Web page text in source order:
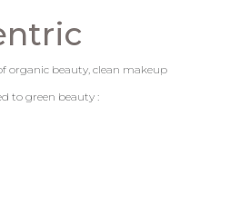
organic beauty, clean makeup
to green beauty :